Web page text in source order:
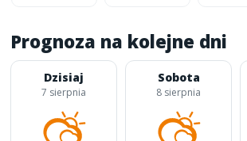
Prognoza na kolejne dni
Dzisiaj
7 sierpnia
Sobota
8 sierpnia